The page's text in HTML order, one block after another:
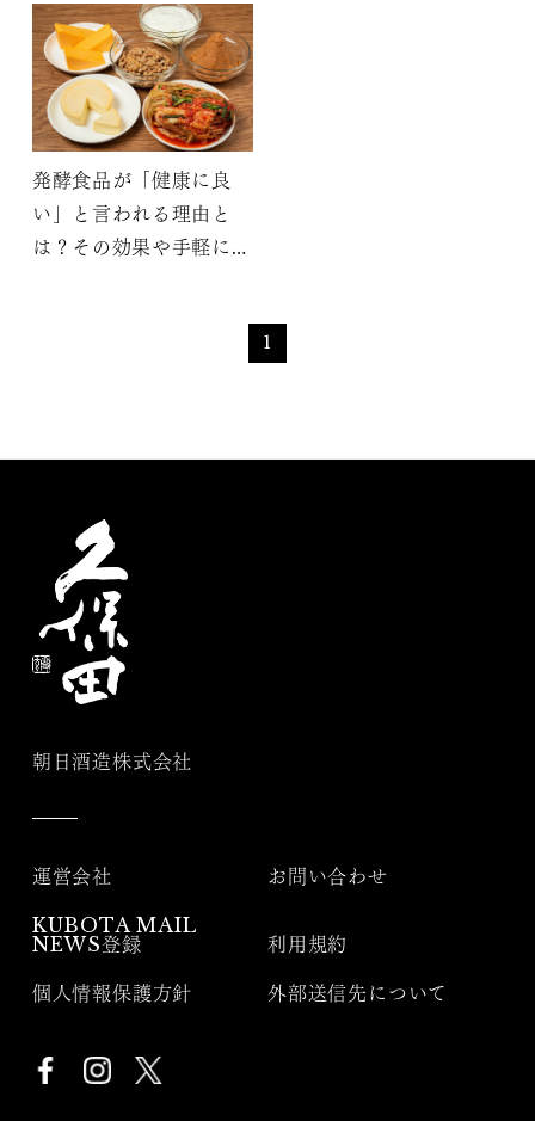
発酵食品が「健康に良
い」と言われる理由と
は？その効果や手軽に取
1
朝日酒造株式会社
運営会社 お問い合わせ
KUBOTA MAIL
NEWS登録
利用規約
個人情報保護方針 外部送信先について